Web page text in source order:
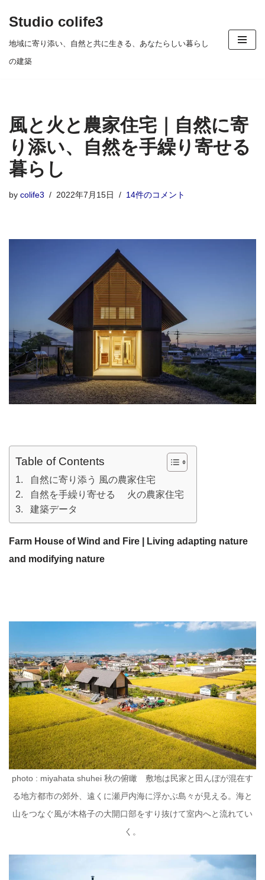
へ
ス
キ
ッ
プ
Studio colife3
地域に寄り添い、自然と共に生きる、あなたらしい暮らし
の建築
風と火と農家住宅｜自然に寄
り添い、自然を手繰り寄せる
暮らし
by colife3 2022年7月15日 14件のコメント
Table of Contents
自然に寄り添う 風の農家住宅
自然を手繰り寄せる 火の農家住宅
建築データ
Farm House of Wind and Fire | Living adapting nature
and modifying nature
photo : miyahata shuhei 秋の俯瞰 敷地は民家と田んぼが混在す
る地方都市の郊外、遠くに瀬戸内海に浮かぶ島々が見える。海と
山をつなぐ風が木格子の大開口部をすり抜けて室内へと流れてい
く。